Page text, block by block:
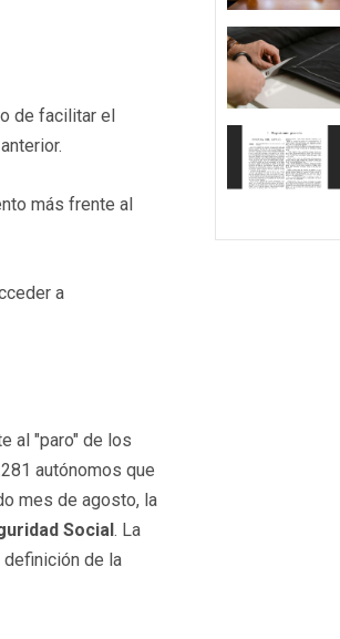
de facilitar el
más frente al
a
al "paro" de los
autónomos que
mes de agosto, la
Social . La
de la